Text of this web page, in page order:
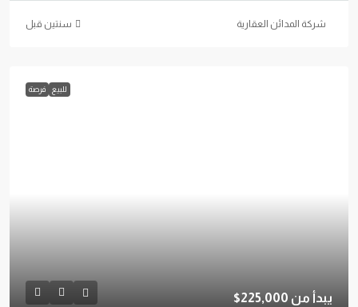
شركة المدائن العقارية ‏سنتين قبل
للبيع فرصة
يبدأ من225,000$